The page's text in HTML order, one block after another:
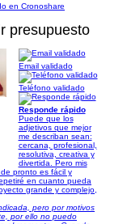
en Cronoshare
presupuesto
Email validado
Teléfono validado
Responde rápido
Puede que los
adjetivos que mejor
me describan sean:
cercana, profesional,
resolutiva, creativa y
divertida. Pero mis
pronto es fácil y
en cuanto pueda
grande y complejo,
pero por motivos
por ello no puedo